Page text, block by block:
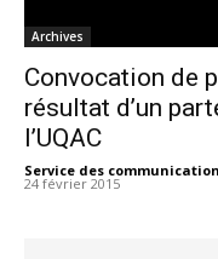
Archives
Convocation de
résultat d’un
l’UQAC
Service des
24 février 2015